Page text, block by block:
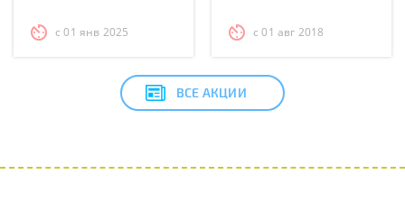
с 01 янв 2025 с 01 авг 2018
ВСЕ АКЦИИ